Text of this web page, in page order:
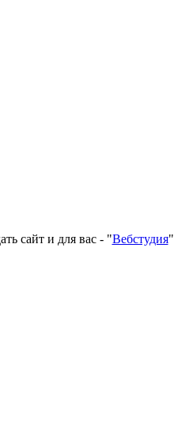
сайт и для вас - "Вебстудия"